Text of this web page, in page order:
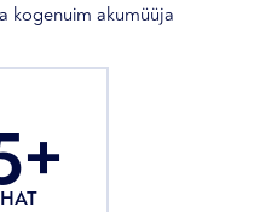
kogenuim akumüüja